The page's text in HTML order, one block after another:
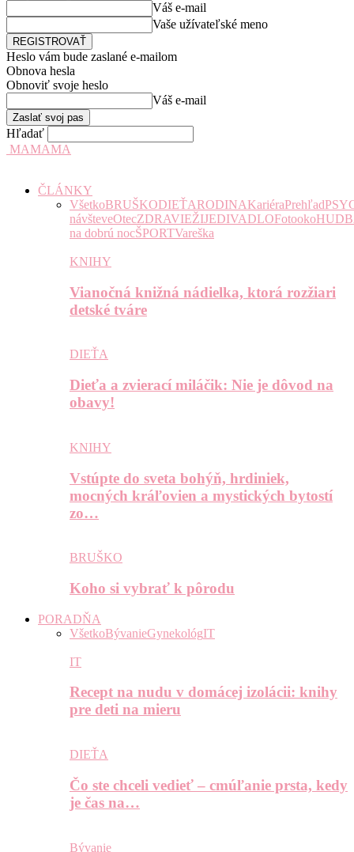
Váš e-mail
Vaše užívateľské meno
Heslo vám bude zaslané e-mailom
Obnova hesla
Obnoviť svoje heslo
Váš e-mail
Hľadať
MAMAMA
ČLÁNKY
VšetkoBRUŠKODIEŤARODINAKariéraPrehľad
návšteveOtecZDRAVIEŽIJEDIVADLOFotooko
na dobrú nocŠPORTVareška
KNIHY
Vianočná knižná nádielka, ktorá rozžiari
detské tváre
DIEŤA
Dieťa a zvierací miláčik: Nie je dôvod na
obavy!
KNIHY
Vstúpte do sveta bohýň, hrdiniek,
mocných kráľovien a mystických bytostí
zo…
BRUŠKO
Koho si vybrať k pôrodu
PORADŇA
VšetkoBývanieGynekológIT
IT
Recept na nudu v domácej izolácii: knihy
pre deti na mieru
DIEŤA
Čo ste chceli vedieť – cmúľanie prsta, kedy
je čas na…
Bývanie